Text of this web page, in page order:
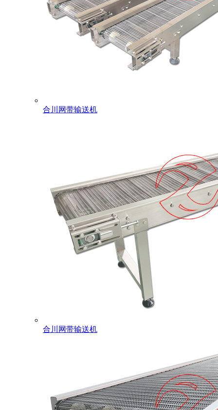
合川网带输送机
合川网带输送机